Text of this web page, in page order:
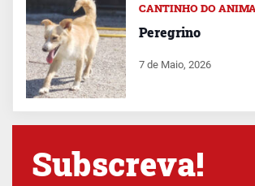
CANTINHO DO
Peregrino
7 de Maio, 2026
Subscreva!